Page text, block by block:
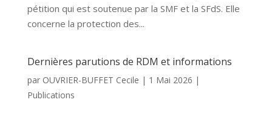
pétition qui est soutenue par la SMF et la SFdS. Elle
concerne la protection des...
Dernières parutions de RDM et informations
par OUVRIER-BUFFET Cecile | 1 Mai 2026 |
Publications